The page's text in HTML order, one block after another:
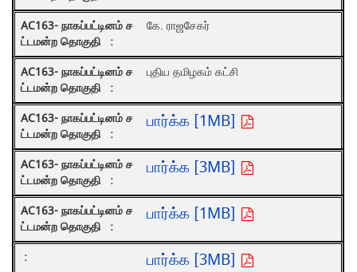
கே. ராஜசேகர்
புதிய தமிழகம் கட்சி
பார்க்க [1MB]
பார்க்க [3MB]
பார்க்க [1MB]
பார்க்க [3MB]